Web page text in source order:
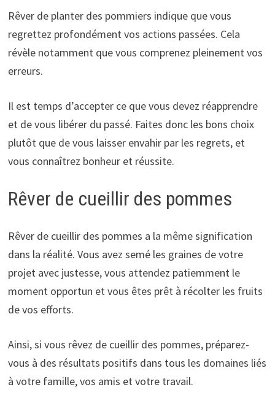
Rêver de planter des pommiers indique que vous
regrettez profondément vos actions passées. Cela
révèle notamment que vous comprenez pleinement vos
erreurs.
Il est temps d’accepter ce que vous devez réapprendre
et de vous libérer du passé. Faites donc les bons choix
plutôt que de vous laisser envahir par les regrets, et
vous connaîtrez bonheur et réussite.
Rêver de cueillir des pommes
Rêver de cueillir des pommes a la même signification
dans la réalité. Vous avez semé les graines de votre
projet avec justesse, vous attendez patiemment le
moment opportun et vous êtes prêt à récolter les fruits
de vos efforts.
Ainsi, si vous rêvez de cueillir des pommes, préparez-
vous à des résultats positifs dans tous les domaines liés
à votre famille, vos amis et votre travail.